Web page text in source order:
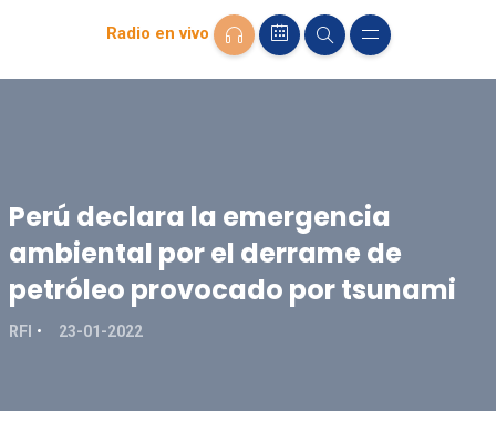
Radio en vivo
Perú declara la emergencia
ambiental por el derrame de
petróleo provocado por tsunami
RFI 23-01-2022